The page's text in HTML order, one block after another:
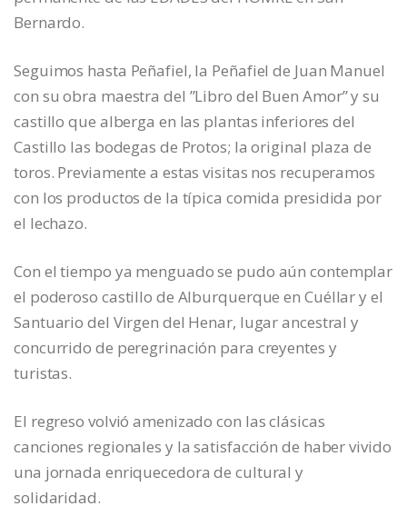
Bernardo.
Seguimos hasta Peñafiel, la Peñafiel de Juan Manuel
con su obra maestra del ”Libro del Buen Amor” y su
castillo que alberga en las plantas inferiores del
Castillo las bodegas de Protos; la original plaza de
toros. Previamente a estas visitas nos recuperamos
con los productos de la típica comida presidida por
el lechazo.
Con el tiempo ya menguado se pudo aún contemplar
el poderoso castillo de Alburquerque en Cuéllar y el
Santuario del Virgen del Henar, lugar ancestral y
concurrido de peregrinación para creyentes y
turistas.
El regreso volvió amenizado con las clásicas
canciones regionales y la satisfacción de haber vivido
una jornada enriquecedora de cultural y
solidaridad.